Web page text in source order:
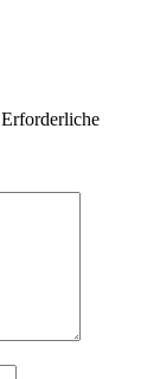
Erforderliche